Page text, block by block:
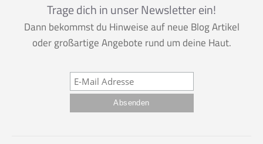
Trage dich in unser Newsletter ein!
Dann bekommst du Hinweise auf neue Blog Artikel
oder großartige Angebote rund um deine Haut.